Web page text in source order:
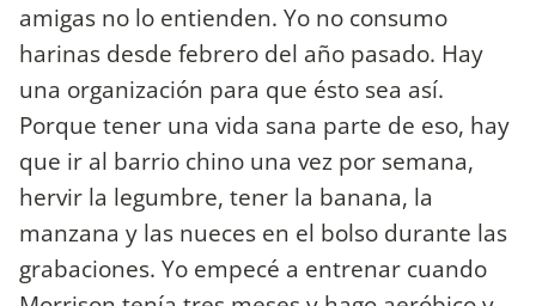
amigas no lo entienden. Yo no consumo
harinas desde febrero del año pasado. Hay
una organización para que ésto sea así.
Porque tener una vida sana parte de eso, hay
que ir al barrio chino una vez por semana,
hervir la legumbre, tener la banana, la
manzana y las nueces en el bolso durante las
grabaciones. Yo empecé a entrenar cuando